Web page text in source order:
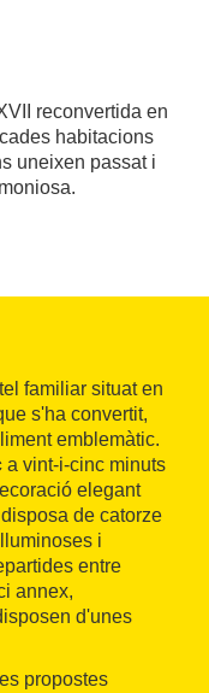
reconvertida en
habitacions
uneixen passat i
familiar situat en
s'ha convertit,
emblemàtic.
a vint-i-cinc minuts
elegant
de catorze
i
entre
annex,
d'unes
propostes